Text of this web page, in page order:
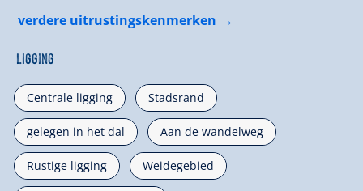
verdere uitrustingskenmerken
Ligging
Centrale ligging Stadsrand
gelegen in het dal Aan de wandelweg
Rustige ligging Weidegebied